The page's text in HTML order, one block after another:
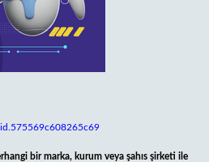
bir marka, kurum veya şahıs şirketi ile